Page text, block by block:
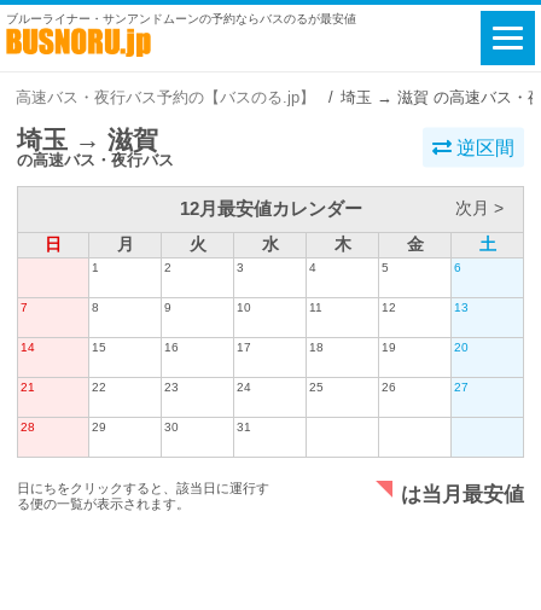
ブルーライナー・サンアンドムーンの予約ならバスのるが最安値
高速バス・夜行バス予約の【バスのる.jp】 埼玉 → 滋賀 の高速バス・
埼玉 → 滋賀
の高速バス・夜行バス
逆区間
12月最安値カレンダー
次月 >
日
月 火 水 木 金 土
1 2 3 4 5 6
7 8 9 10 11 12 13
14 15 16 17 18 19 20
21 22 23 24 25 26 27
28 29 30 31
日にちをクリックすると、該当日に運行す
る便の一覧が表示されます。
は当月最安値